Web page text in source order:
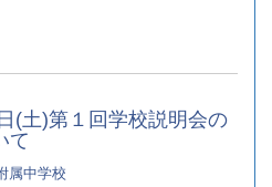
土)第１回学校説明会の
て
属中学校